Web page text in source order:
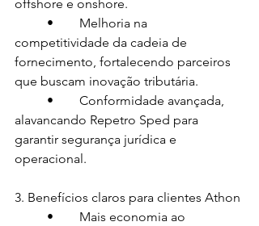
offshore e onshore.
competitividade da cadeia de
fornecimento, fortalecendo parceiros
que buscam inovação tributária.
alavancando Repetro Sped para
garantir segurança jurídica e
operacional.
3. Benefícios claros para clientes Athon